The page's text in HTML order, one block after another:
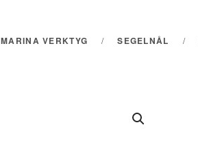
MARINA VERKTYG SEGELNÅL